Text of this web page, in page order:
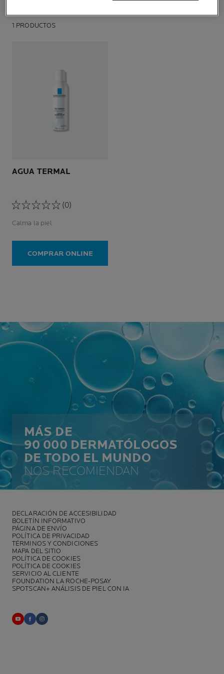
1 PRODUCTOS
AGUA TERMAL
(0)
Calma la piel
COMPRAR ONLINE
MÁS DE
90 000 DERMATÓLOGOS
DE TODO EL MUNDO
NOS RECOMIENDAN
DECLARACIÓN DE ACCESIBILIDAD
BOLETÍN INFORMATIVO
PÁGINA DE ENVÍO
POLÍTICA DE PRIVACIDAD
TÉRMINOS Y CONDICIONES
MAPA DEL SITIO
POLÍTICA DE COOKIES
POLÍTICA DE COOKIES
SERVICIO AL CLIENTE
FOUNDATION LA ROCHE-POSAY
SPOTSCAN+ ANÁLISIS DE PIEL CON IA